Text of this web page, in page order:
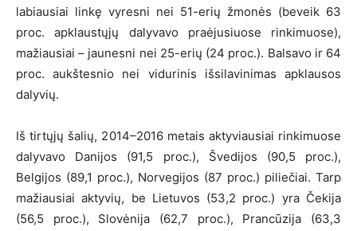
labiausiai linkę vyresni nei 51-erių žmonės (beveik 63
proc. apklaustųjų dalyvavo praėjusiuose rinkimuose),
mažiausiai – jaunesni nei 25-erių (24 proc.). Balsavo ir 64
proc. aukštesnio nei vidurinis išsilavinimas apklausos
dalyvių.
Iš tirtųjų šalių, 2014–2016 metais aktyviausiai rinkimuose
dalyvavo Danijos (91,5 proc.), Švedijos (90,5 proc.),
Belgijos (89,1 proc.), Norvegijos (87 proc.) piliečiai. Tarp
mažiausiai aktyvių, be Lietuvos (53,2 proc.) yra Čekija
(56,5 proc.), Slovėnija (62,7 proc.), Prancūzija (63,3